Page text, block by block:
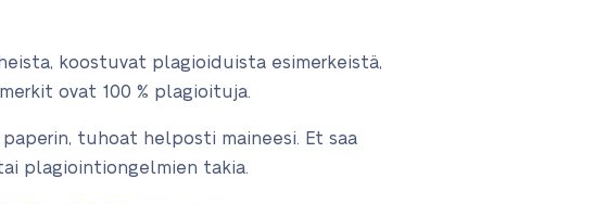
koostuvat plagioiduista esimerkeistä,
ovat 100 % plagioituja.
tuhoat helposti maineesi. Et saa
plagiointiongelmien takia.